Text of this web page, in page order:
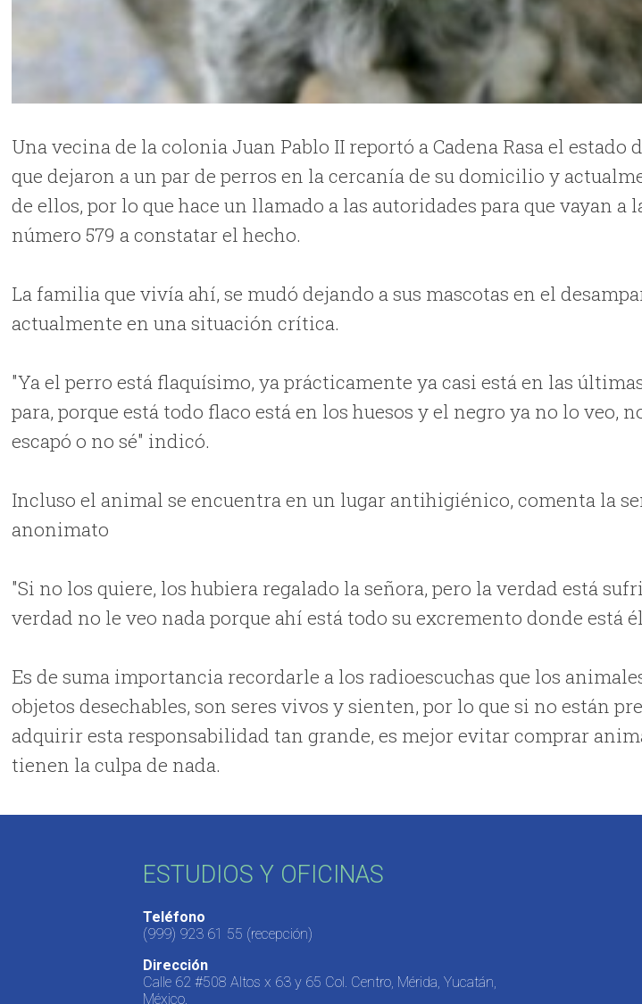
Una vecina de la colonia Juan Pablo II reportó a Cadena Rasa el estado
que dejaron a un par de perros en la cercanía de su domicilio y
de ellos, por lo que hace un llamado a las autoridades para que vayan a
número 579 a constatar el hecho.
La familia que vivía ahí, se mudó dejando a sus mascotas en el
actualmente en una situación crítica.
"Ya el perro está flaquísimo, ya prácticamente ya casi está en las
para, porque está todo flaco está en los huesos y el negro ya no lo veo,
escapó o no sé" indicó.
Incluso el animal se encuentra en un lugar antihigiénico, comenta la
anonimato
"Si no los quiere, los hubiera regalado la señora, pero la verdad está
verdad no le veo nada porque ahí está todo su excremento donde está
Es de suma importancia recordarle a los radioescuchas que los
objetos desechables, son seres vivos y sienten, por lo que si no están
adquirir esta responsabilidad tan grande, es mejor evitar comprar
tienen la culpa de nada.
ESTUDIOS Y OFICINAS
Teléfono
(999) 923 61 55 (recepción)
Dirección
Calle 62 #508 Altos x 63 y 65 Col. Centro, Mérida, Yucatán,
México.